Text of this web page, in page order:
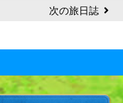
次の旅日誌